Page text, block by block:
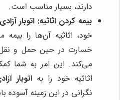
دارند، بسیار مناسب است.
بیمه کردن اثاثیه: اتوبار آزادی
خود، اثاثیه آن‌ها را
خسارت در حین حمل و
می‌کند. این امر به شما
اثاثیه خود را به اتوبار
نگرانی در این زمینه آسوده